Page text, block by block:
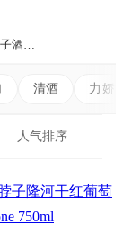
布诺特家族 / 歪脖子酒庄 Brotte
清酒 力娇
人气排序
子隆河干红葡萄
750ml